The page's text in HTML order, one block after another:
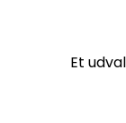
Et